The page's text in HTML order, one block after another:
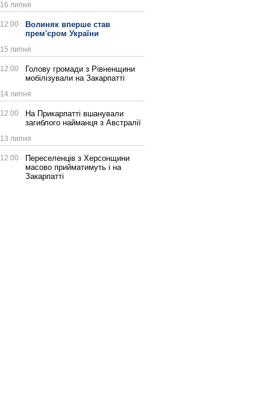
16 липня
12:00
Волиняк вперше став
прем'єром України
15 липня
12:00
Голову громади з Рівненщини
мобілізували на Закарпатті
14 липня
12:00
На Прикарпатті вшанували
загиблого найманця з Австралії
13 липня
12:00
Переселенців з Херсонщини
масово прийматимуть і на
Закарпатті